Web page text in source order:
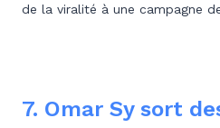
de la viralité à une campagne
7. Omar Sy sort